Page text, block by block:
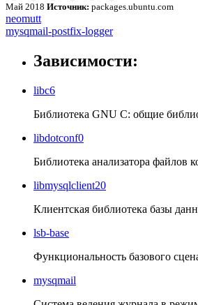
Май 2018 Источник: packages.ubuntu.com
Навигация
по
записям
neomutt
neomutt
mysqmail-
mysqmail-postfix-logger
Зависимости:
libc6
Библиотека GNU C: общие
libdotconf0
Библиотека анализатора
libmysqlclient20
Клиентская библиотека базы
lsb-base
Функциональность базового
mysqmail